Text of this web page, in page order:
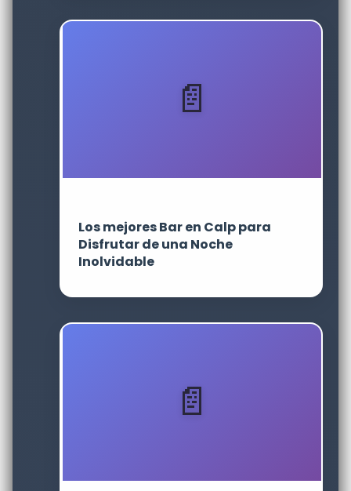
Los mejores Bar en Calp para
Disfrutar de una Noche
Inolvidable